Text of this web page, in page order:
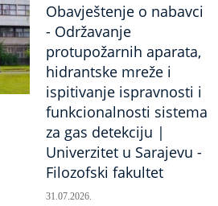
Obavještenje o nabavci
- Održavanje
protupožarnih aparata,
hidrantske mreže i
ispitivanje ispravnosti i
funkcionalnosti sistema
za gas detekciju |
Univerzitet u Sarajevu -
Filozofski fakultet
31.07.2026.